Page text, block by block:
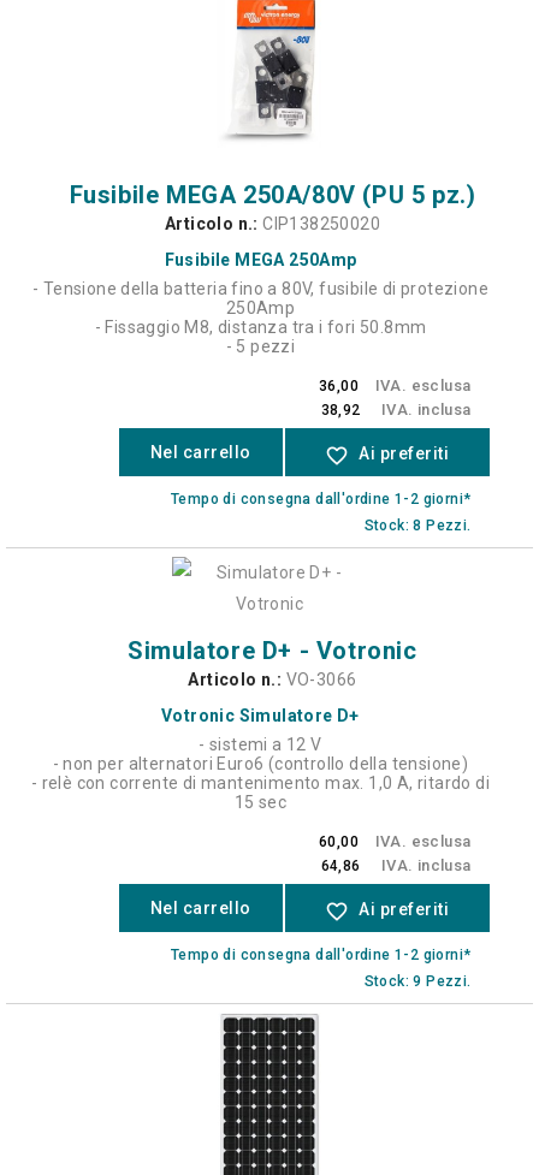
Fusibile MEGA 250A/80V (PU 5 pz.)
Articolo n.: CIP138250020
Fusibile MEGA 250Amp
- Tensione della batteria fino a 80V, fusibile di protezione
250Amp
- Fissaggio M8, distanza tra i fori 50.8mm
- 5 pezzi
36,00 IVA. esclusa
38,92 IVA. inclusa
Nel carrello favorite_border Ai preferiti
Tempo di consegna dall'ordine 1-2 giorni*
Stock: 8 Pezzi.
Simulatore D+ - Votronic
Articolo n.: VO-3066
Votronic Simulatore D+
- sistemi a 12 V
- non per alternatori Euro6 (controllo della tensione)
- relè con corrente di mantenimento max. 1,0 A, ritardo di
15 sec
60,00 IVA. esclusa
64,86 IVA. inclusa
Nel carrello favorite_border Ai preferiti
Tempo di consegna dall'ordine 1-2 giorni*
Stock: 9 Pezzi.